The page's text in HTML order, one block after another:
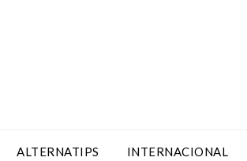
ALTERNATIPS INTERNACIONAL